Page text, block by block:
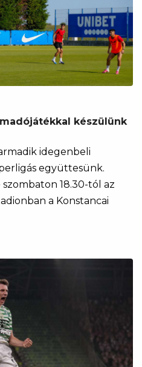
készülünk
idegenbeli
együttesünk.
18.30-tól az
a Konstancai